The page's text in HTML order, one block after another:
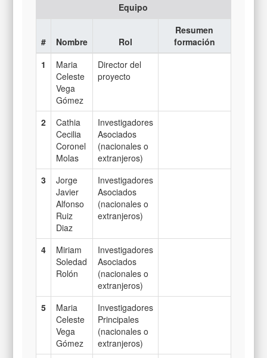
Equipo
# Nombre Rol
Resumen
formación
1
Maria
Celeste
Vega
Gómez
Director del
proyecto
2
Cathia
Cecilia
Coronel
Molas
Investigadores
Asociados
(nacionales o
extranjeros)
3
Jorge
Javier
Alfonso
Ruiz
Diaz
Investigadores
Asociados
(nacionales o
extranjeros)
4
Miriam
Soledad
Rolón
Investigadores
Asociados
(nacionales o
extranjeros)
5
Maria
Celeste
Vega
Gómez
Investigadores
Principales
(nacionales o
extranjeros)